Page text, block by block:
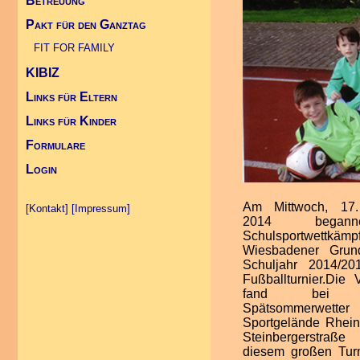
Infos Übergang Klasse 5
Projekte
FIT FOR FAMILY (Link)
Kontakt Betreuung
Pakt für den Ganztag
FIT FOR FAMILY
KIBIZ
Links für Eltern
Links für Kinder
Formulare
Login
[Kontakt] [Impressum]
Am Mittwoch,
2014
Wiesbadener
Schuljahr 2014/
Fußballturnier.Die
fand bei
Sportgelände
diesem großen